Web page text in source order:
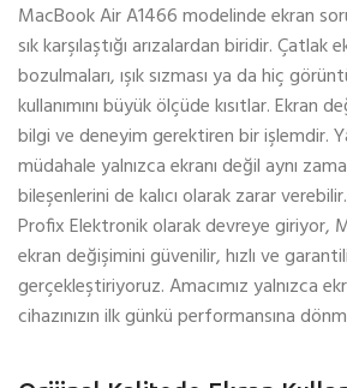
MacBook Air A1466 modelinde ekran
sık karşılaştığı arızalardan biridir.
bozulmaları, ışık sızması ya da hiç
kullanımını büyük ölçüde kısıtlar. Ekran
bilgi ve deneyim gerektiren bir işlemdir.
müdahale yalnızca ekranı değil aynı
bileşenlerini de kalıcı olarak zarar
Profix Elektronik olarak devreye giriyor,
ekran değişimini güvenilir, hızlı ve
gerçekleştiriyoruz. Amacımız yalnızca
cihazınızın ilk günkü performansına